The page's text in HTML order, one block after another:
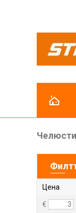
Цена
€